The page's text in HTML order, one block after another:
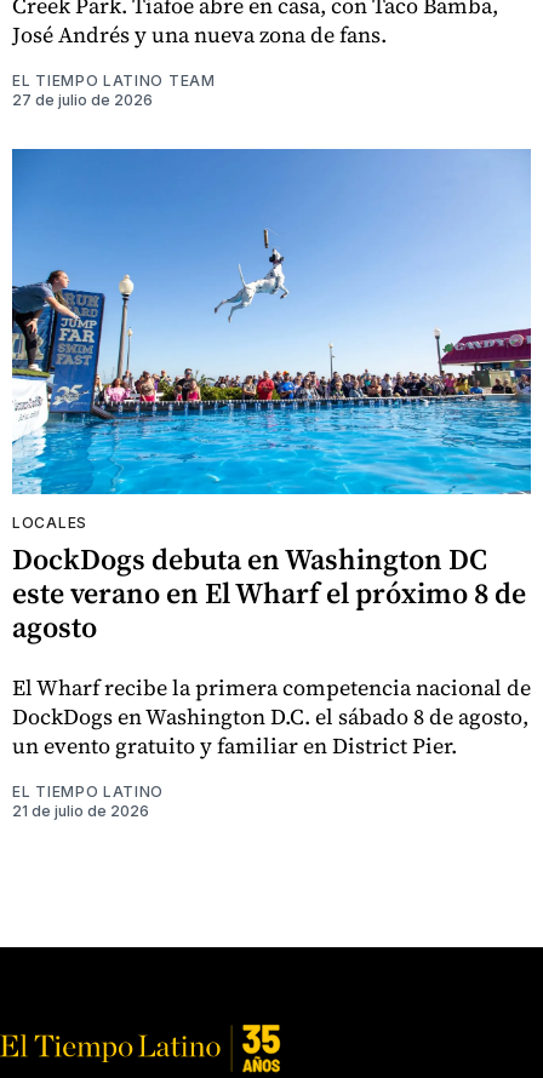
José Andrés y una nueva zona de fans.
EL TIEMPO LATINO TEAM
27 de julio de 2026
LOCALES
DockDogs debuta en Washington DC
este verano en El Wharf el próximo 8 de
agosto
El Wharf recibe la primera competencia nacional de
DockDogs en Washington D.C. el sábado 8 de agosto,
un evento gratuito y familiar en District Pier.
EL TIEMPO LATINO
21 de julio de 2026